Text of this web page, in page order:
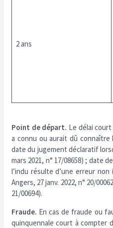
2 ans
Point de départ. Le délai
a connu ou aurait dû
date du jugement déclaratif
mars 2021, n° 17/08658) ; date
l’indu résulte d’une erreur
Angers, 27 janv. 2022, n° 20/
21/00694).
Fraude. En cas de fraude ou
quinquennale court à compter